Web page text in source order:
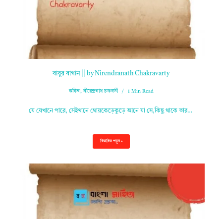
বাবুর বাগান || by Nirendranath Chakravarty
কবিতা,নীরেন্দ্রনাথ চক্রবর্তী 1 Min Read
যে যেখানে পারে, সেইখানে থোয়কেড়েকুড়ে আনে যা সে,কিছু থাকে তার…
বিস্তারিত পড়ুন »